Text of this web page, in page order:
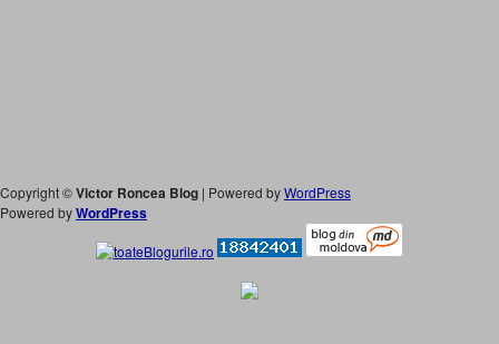
Copyright ©Victor Roncea Blog | Powered byWordPress
Powered byWordPress